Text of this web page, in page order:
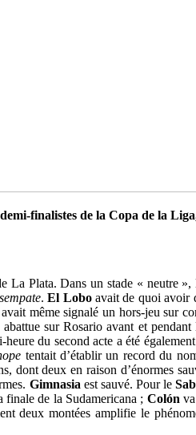
finalistes de la Copa de la
La Plata. Dans un stade « neutre »,
.El Loboavait de quoi avoir
même signalé un hors-jeu sur
sur Rosario avant et
du second acte a été
tentait d’établir un record du
dont deux en raison d’énormes
Gimnasia est sauvé. Pour le
finale de la Sudamericana ; Colón
deux montées amplifie le